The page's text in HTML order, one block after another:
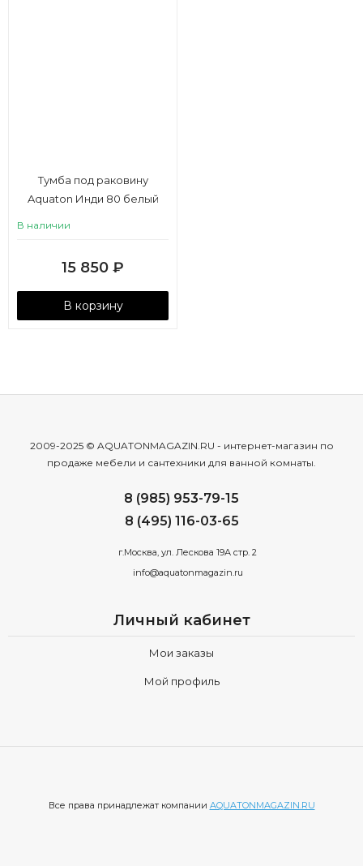
Тумба под раковину
Aquaton Инди 80 белый
В наличии
15 850 ₽
В корзину
2009-2025 © AQUATONMAGAZIN.RU - интернет-магазин по
продаже мебели и сантехники для ванной комнаты.
8 (985) 953-79-15
8 (495) 116-03-65
г.Москва, ул. Лескова 19А стр. 2
info@aquatonmagazin.ru
Личный кабинет
Мои заказы
Мой профиль
Все права принадлежат компании AQUATONMAGAZIN.RU